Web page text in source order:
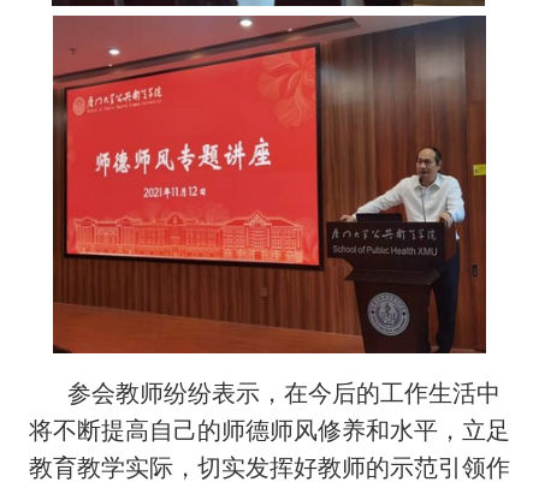
参会教师纷纷表示，在今后的工作生活中
将不断提高自己的师德师风修养和水平，立足
教育教学实际，切实发挥好教师的示范引领作